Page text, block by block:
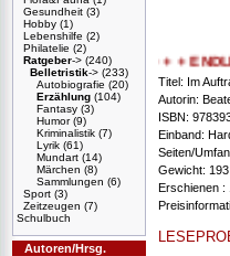
Gesundheit (3)
Hobby (1)
Lebenshilfe (2)
Philatelie (2)
Ratgeber-> (240)
Belletristik-> (233)
Autobiografie (20)
Erzählung (104)
Fantasy (3)
Humor(9)
Kriminalistik (7)
Lyrik (61)
Mundart (14)
Märchen (8)
Sammlungen (6)
Sport (3)
Zeitzeugen (7)
Schulbuch
Autoren/Hrsg.
+ + +
Titel: Im
Autorin:
ISBN:
Einband:
Seiten/
Gewicht:
Erschienen :